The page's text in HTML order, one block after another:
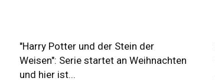
"Harry Potter und der Stein der
Weisen": Serie startet an Weihnachten
und hier ist...